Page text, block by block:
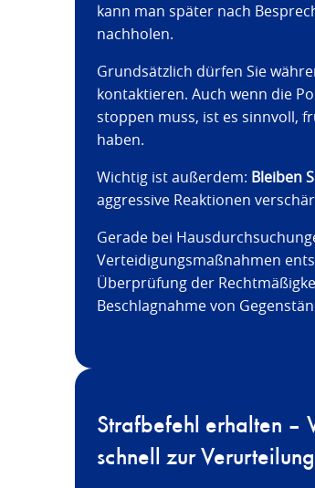
kann man später nach
nachholen.
Grundsätzlich dürfen Sie
kontaktieren. Auch wenn die
stoppen muss, ist es sinnvoll,
haben.
Wichtig ist außerdem: Bleiben
aggressive Reaktionen
Gerade bei
Verteidigungsmaßnahmen
Überprüfung der
Beschlagnahme von
Strafbefehl erhalten –
schnell zur